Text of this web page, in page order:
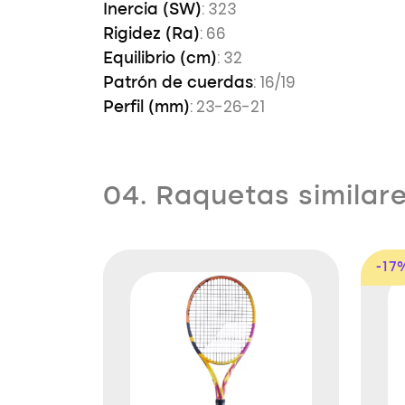
Inercia (SW): 323
Rigidez (Ra): 66
Equilibrio (cm): 32
Patrón de cuerdas: 16/19
Perfil (mm): 23-26-21
04. Raquetas
-